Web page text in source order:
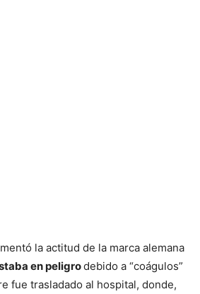
la actitud de la marca alemana
en peligrodebido a “coágulos”
fue trasladado al hospital, donde,